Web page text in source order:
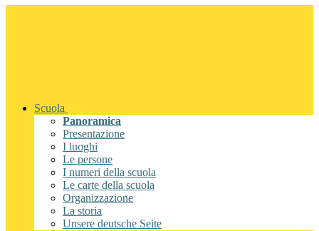
Scuola
Panoramica
Presentazione
I luoghi
Le persone
I numeri della scuola
Le carte della scuola
Organizzazione
La storia
Unsere deutsche Seite